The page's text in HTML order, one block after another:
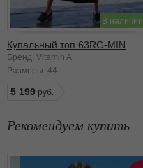
В наличии
Купальный топ 63RG-MIN
Бренд: Vitamin A
Размеры: 44
5 199
Рекомендуем купить